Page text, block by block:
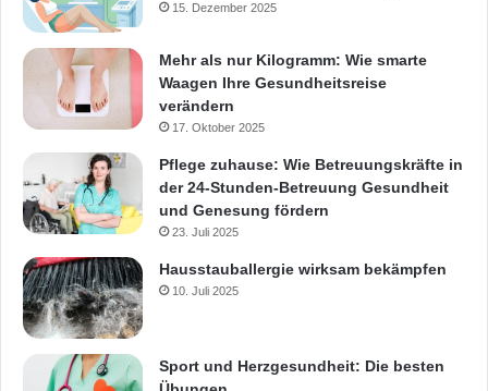
15. Dezember 2025
Mehr als nur Kilogramm: Wie smarte
Waagen Ihre Gesundheitsreise
verändern
17. Oktober 2025
Pflege zuhause: Wie Betreuungskräfte in
der 24-Stunden-Betreuung Gesundheit
und Genesung fördern
23. Juli 2025
Hausstauballergie wirksam bekämpfen
10. Juli 2025
Sport und Herzgesundheit: Die besten